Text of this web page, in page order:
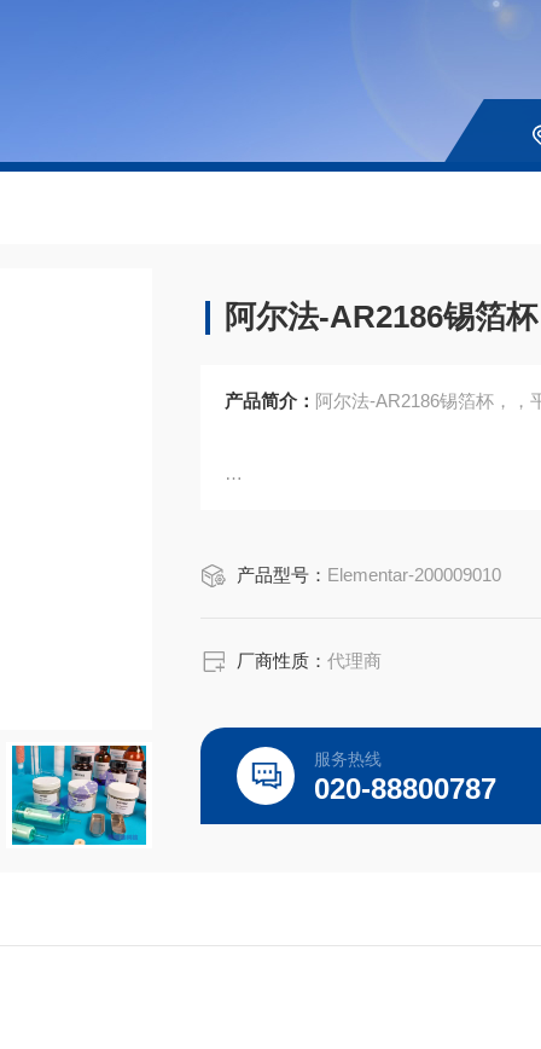
阿尔法-AR2186锡箔杯
产品简介： 阿尔法-AR2186锡箔杯，，
有机用途：主要用途仅用于固体样品
100pcs/盒
产品型号： Elementar-200009010
厂商性质：代理商
服务热线
020-88800787